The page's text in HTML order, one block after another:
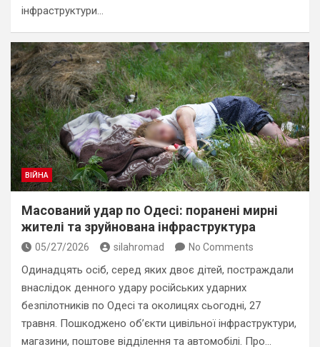
інфраструктури…
ВІЙНА
Масований удар по Одесі: поранені мирні
жителі та зруйнована інфраструктура
05/27/2026 silahromad No Comments
Одинадцять осіб, серед яких двоє дітей, постраждали
внаслідок денного удару російських ударних
безпілотників по Одесі та околицях сьогодні, 27
травня. Пошкоджено об’єкти цивільної інфраструктури,
магазини, поштове відділення та автомобілі. Про…